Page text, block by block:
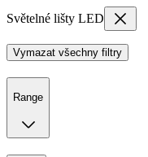
Světelné lišty LED
Vymazat všechny filtry
Range